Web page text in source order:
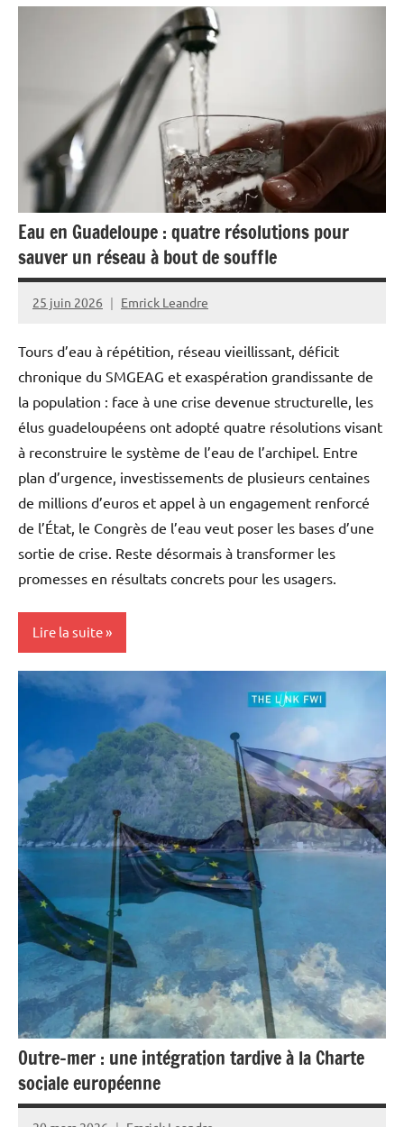
Ecologie
Environnement
Guadeloupe
Outremer
Eau en Guadeloupe : quatre résolutions pour
sauver un réseau à bout de souffle
25 juin 2026 Emrick Leandre
Tours d’eau à répétition, réseau vieillissant, déficit
chronique du SMGEAG et exaspération grandissante de
la population : face à une crise devenue structurelle, les
élus guadeloupéens ont adopté quatre résolutions visant
à reconstruire le système de l’eau de l’archipel. Entre
plan d’urgence, investissements de plusieurs centaines
de millions d’euros et appel à un engagement renforcé
de l’État, le Congrès de l’eau veut poser les bases d’une
sortie de crise. Reste désormais à transformer les
promesses en résultats concrets pour les usagers.
Lire la suite
Antilles-
Blog
Ecologie
Environnement
France
Guadeloupe
Outremer
Politique
Société
Outre-mer : une intégration tardive à la Charte
sociale européenne